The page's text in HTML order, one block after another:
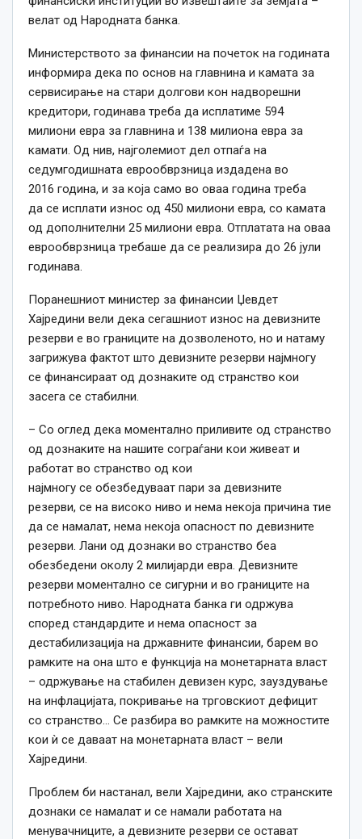
велат од Народната банка.
Министерството за финансии на почеток на годината
информира дека по основ на главнина и камата за
сервисирање на стари долгови кон надворешни
кредитори, годинава треба да исплатиме 594
милиони евра за главнина и 138 милиона евра за
камати. Од нив, најголемиот дел отпаѓа на
седумгодишната еврообврзница издадена во
2016 година, и за која само во оваа година треба
да се исплати износ од 450 милиони евра, со камата
од дополнителни 25 милиони евра. Отплатата на оваа
еврообврзница требаше да се реализира до 26 јули
годинава.
Поранешниот министер за финансии Џевдет
Хајредини вели дека сегашниот износ на девизните
резерви е во границите на дозволеното, но и натаму
загрижува фактот што девизните резерви најмногу
се финансираат од дознаките од странство кои
засега се стабилни.
– Со оглед дека моментално приливите од странство
од дознаките на нашите сограѓани кои живеат и
работат во странство од кои
најмногу се обезбедуваат пари за девизните
резерви, се на високо ниво и нема некоја причина тие
да се намалат, нема некоја опасност по девизните
резерви. Лани од дознаки во странство беа
обезбедени околу 2 милијарди евра. Девизните
резерви моментално се сигурни и во границите на
потребното ниво. Народната банка ги одржува
според стандардите и нема опасност за
дестабилизација на државните финансии, барем во
рамките на она што е функција на монетарната власт
– одржување на стабилен девизен курс, зауздување
на инфлацијата, покривање на трговскиот дефицит
со странство… Се разбира во рамките на можностите
кои ѝ се даваат на монетарната власт – вели
Хајредини.
Проблем би настанал, вели Хајредини, ако странските
дознаки се намалат и се намали работата на
менувачниците, а девизните резерви се остават